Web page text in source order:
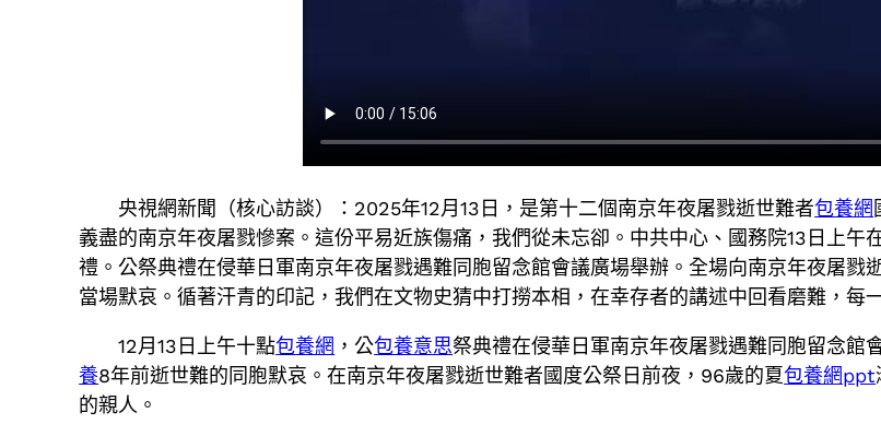
央視網新聞（核心訪談）：2025年12月13日，是第十二個南京年夜屠戮逝世難者包養網
義盡的南京年夜屠戮慘案。這份平易近族傷痛，我們從未忘卻。中共中心、國務院13日上
禮。公祭典禮在侵華日軍南京年夜屠戮遇難同胞留念館會議廣場舉辦。全場向南京年夜屠
當場默哀。循著汗青的印記，我們在文物史猜中打撈本相，在幸存者的講述中回看磨難，每
12月13日上午十點包養網 ，公包養意思祭典禮在侵華日軍南京年夜屠戮遇難同胞留念
養8年前逝世難的同胞默哀。在南京年夜屠戮逝世難者國度公祭日前夜，96歲的夏包養網ppt
的親人。